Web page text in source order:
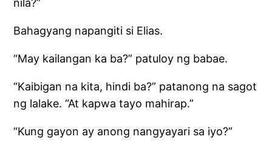
Bahagyang napangiti si Elias.
“May kailangan ka ba?” patuloy ng babae.
“Kaibigan na kita, hindi ba?” patanong na sagot
ng lalake. “At kapwa tayo mahirap.”
“Kung gayon ay anong nangyayari sa iyo?”